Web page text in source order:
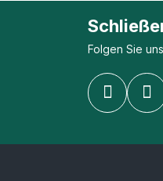
Folgen Sie